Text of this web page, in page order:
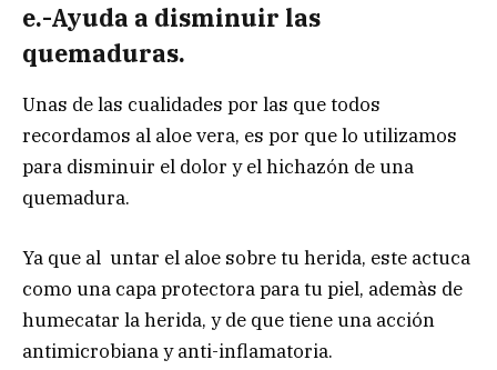
e.-Ayuda a disminuir las
quemaduras.
Unas de las cualidades por las que todos
recordamos al aloe vera, es por que lo utilizamos
para disminuir el dolor y el hichazón de una
quemadura.
Ya que al untar el aloe sobre tu herida, este actuca
como una capa protectora para tu piel, ademàs de
humecatar la herida, y de que tiene una acción
antimicrobiana y anti-inflamatoria.